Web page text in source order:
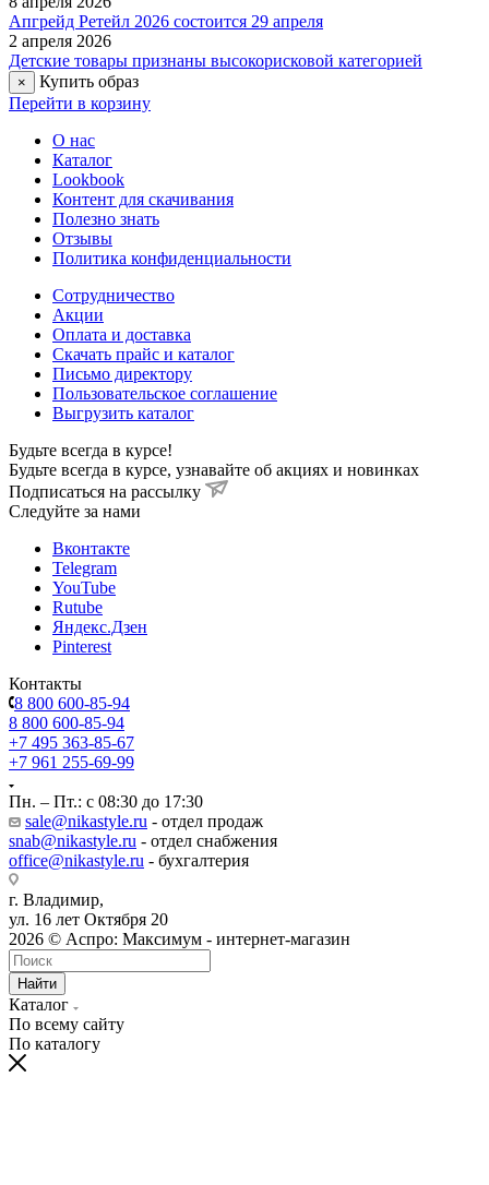
Апгрейд Ретейл 2026 состоится 29 апреля
2 апреля 2026
Детские товары признаны высокорисковой категорией
×
Купить образ
Перейти в корзину
О нас
Каталог
Lookbook
Контент для скачивания
Полезно знать
Отзывы
Политика конфиденциальности
Сотрудничество
Акции
Оплата и доставка
Скачать прайс и каталог
Письмо директору
Пользовательское соглашение
Выгрузить каталог
Будьте всегда в курсе!
Будьте всегда в курсе, узнавайте об акциях и новинках
Подписаться на рассылку
Cледуйте за нами
Вконтакте
Telegram
YouTube
Rutube
Яндекс.Дзен
Pinterest
Контакты
8 800 600-85-94
8 800 600-85-94
+7 495 363-85-67
+7 961 255-69-99
Пн. – Пт.: с 08:30 до 17:30
sale@nikastyle.ru - отдел продаж
snab@nikastyle.ru - отдел снабжения
office@nikastyle.ru - бухгалтерия
г. Владимир,
ул. 16 лет Октября 20
2026 © Аспро: Максимум - интернет-магазин
Найти
Каталог
По всему сайту
По каталогу